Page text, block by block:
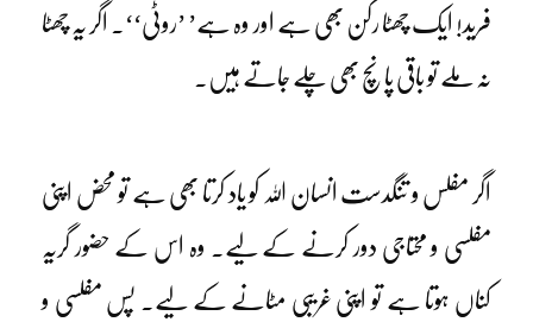
فرید! ایک چھٹا رکن بھی ہے اور وہ ہے’ ’روٹی‘‘۔ اگر یہ چھٹا
نہ ملے تو باقی پانچ بھی چلے جاتے ہیں۔
اگر مفلس و تنگدست انسان اللہ کو یاد کرتا بھی ہے تو محض اپنی
مفلسی و محتاجی دور کرنے کے لیے۔ وہ اس کے حضور گریہ
کناں ہوتا ہے تو اپنی غریبی مٹانے کے لیے۔ پس مفلسی و